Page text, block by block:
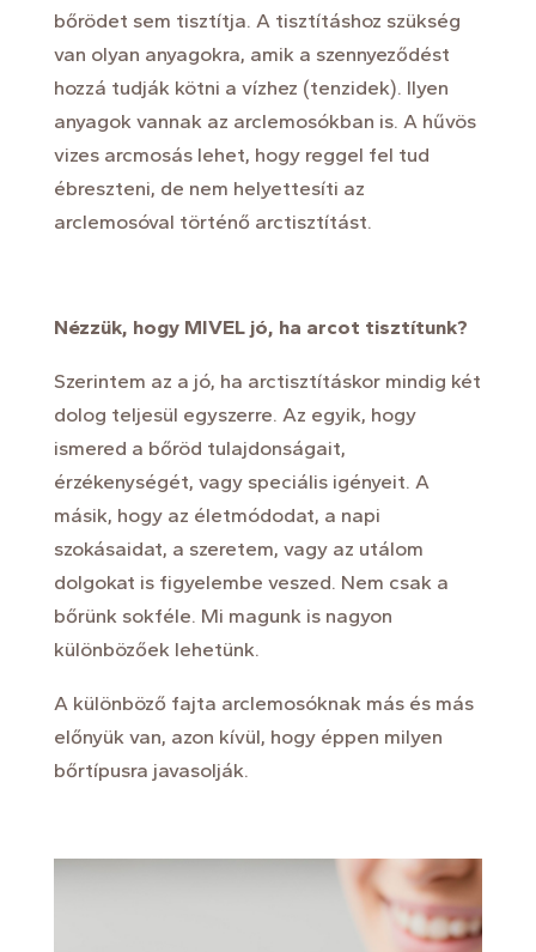
bőrödet sem tisztítja. A tisztításhoz szükség
van olyan anyagokra, amik a szennyeződést
hozzá tudják kötni a vízhez (tenzidek). Ilyen
anyagok vannak az arclemosókban is. A hűvös
vizes arcmosás lehet, hogy reggel fel tud
ébreszteni, de nem helyettesíti az
arclemosóval történő arctisztítást.
Nézzük, hogy MIVEL jó, ha arcot tisztítunk?
Szerintem az a jó, ha arctisztításkor mindig két
dolog teljesül egyszerre. Az egyik, hogy
ismered a bőröd tulajdonságait,
érzékenységét, vagy speciális igényeit. A
másik, hogy az életmódodat, a napi
szokásaidat, a szeretem, vagy az utálom
dolgokat is figyelembe veszed. Nem csak a
bőrünk sokféle. Mi magunk is nagyon
különbözőek lehetünk.
A különböző fajta arclemosóknak más és más
előnyük van, azon kívül, hogy éppen milyen
bőrtípusra javasolják.